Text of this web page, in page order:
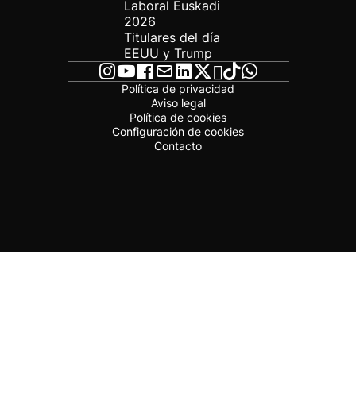
Laboral Euskadi
2026
Titulares del día
EEUU y Trump
Política de privacidad
Aviso legal
Política de cookies
Configuración de cookies
Contacto